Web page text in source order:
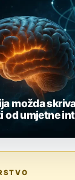
možda
od umjetne